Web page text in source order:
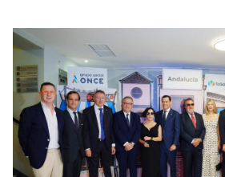
arrancará en Jerez con un
pretender ser ‘Un viaje por